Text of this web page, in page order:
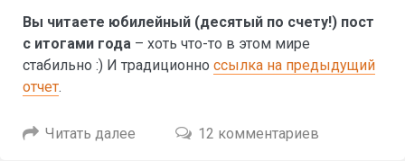
Вы читаете юбилейный (десятый по счету!) пост
с итогами года – хоть что-то в этом мире
стабильно :) И традиционно ссылка на предыдущий
отчет.
Читать далее 12 комментариев